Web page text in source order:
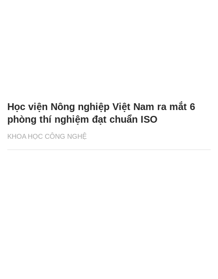
KHOA HỌC CÔNG NGHỆ
Học viện Nông nghiệp Việt Nam ra mắt 6
phòng thí nghiệm đạt chuẩn ISO